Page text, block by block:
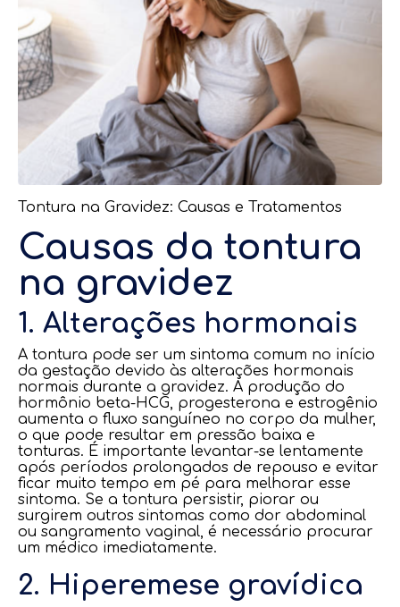
Tontura na Gravidez: Causas e Tratamentos
Causas da tontura
na gravidez
1. Alterações hormonais
A tontura pode ser um sintoma comum no início
da gestação devido às alterações hormonais
normais durante a gravidez. A produção do
hormônio beta-HCG, progesterona e estrogênio
aumenta o fluxo sanguíneo no corpo da mulher,
o que pode resultar em pressão baixa e
tonturas. É importante levantar-se lentamente
após períodos prolongados de repouso e evitar
ficar muito tempo em pé para melhorar esse
sintoma. Se a tontura persistir, piorar ou
surgirem outros sintomas como dor abdominal
ou sangramento vaginal, é necessário procurar
um médico imediatamente.
2. Hiperemese gravídica